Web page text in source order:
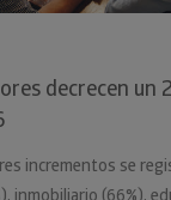
decrecen un
incrementos se
inmobiliario (66%),